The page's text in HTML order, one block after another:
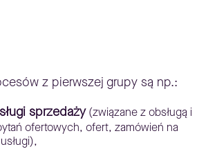
z pierwszej grupy są np.:
sprzedaży(związane z obsługą i
ofertowych, ofert, zamówień na